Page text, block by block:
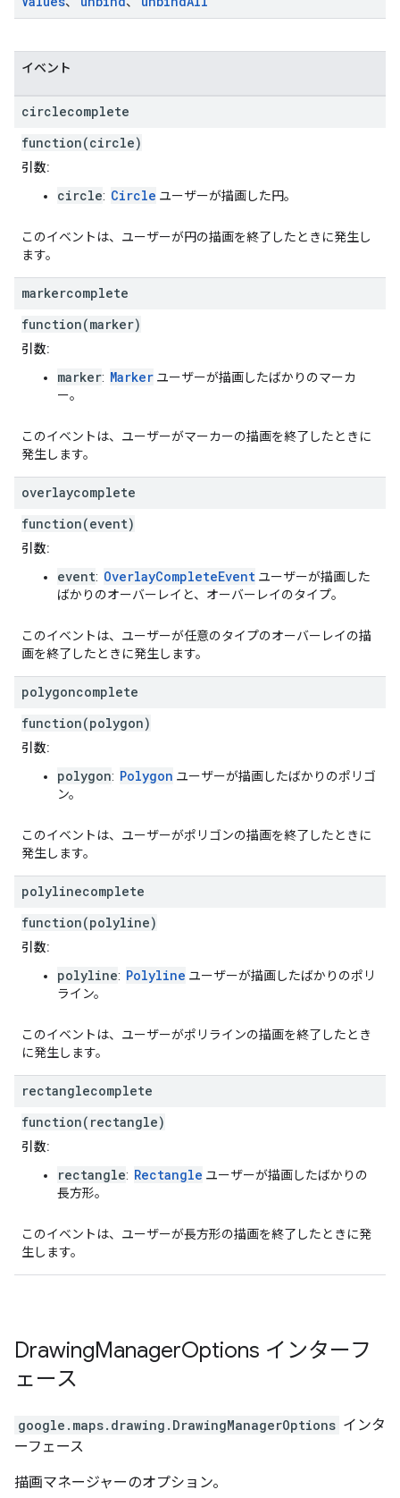
イベント
circlecomplete
function(circle)
引数:
circle: Circle ユーザーが描画した円。
このイベントは、ユーザーが円の描画を終了したときに発生し
ます。
markercomplete
function(marker)
引数:
marker: Marker ユーザーが描画したばかりのマーカ
ー。
このイベントは、ユーザーがマーカーの描画を終了したときに
発生します。
overlaycomplete
function(event)
引数:
event: OverlayCompleteEvent ユーザーが描画した
ばかりのオーバーレイと、オーバーレイのタイプ。
このイベントは、ユーザーが任意のタイプのオーバーレイの描
画を終了したときに発生します。
polygoncomplete
function(polygon)
引数:
polygon: Polygon ユーザーが描画したばかりのポリゴ
ン。
このイベントは、ユーザーがポリゴンの描画を終了したときに
発生します。
polylinecomplete
function(polyline)
引数:
polyline: Polyline ユーザーが描画したばかりのポリ
ライン。
このイベントは、ユーザーがポリラインの描画を終了したとき
に発生します。
rectanglecomplete
function(rectangle)
引数:
rectangle: Rectangle ユーザーが描画したばかりの
長方形。
このイベントは、ユーザーが長方形の描画を終了したときに発
生します。
DrawingManagerOptions インターフ
ェース
google.maps.drawing . DrawingManagerOptions インタ
ーフェース
描画マネージャーのオプション。